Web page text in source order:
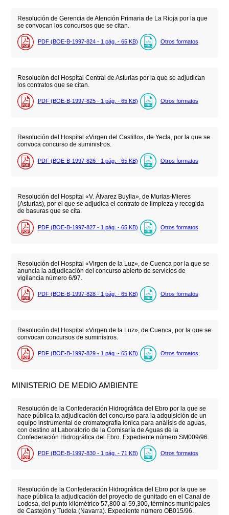
Resolución de Gerencia de Atención Primaria de La Rioja por la que
se convocan los concursos que se citan.
PDF (BOE-B-1997-824 - 1 pág. - 65 KB) Otros formatos
Resolución del Hospital Central de Asturias por la que se adjudican
los contratos que se citan.
PDF (BOE-B-1997-825 - 1 pág. - 65 KB) Otros formatos
Resolución del Hospital «Virgen del Castillo», de Yecla, por la que se
convoca concurso de suministros.
PDF (BOE-B-1997-826 - 1 pág. - 65 KB) Otros formatos
Resolución del Hospital «V. Álvarez Buylla», de Murias-Mieres
(Asturias), por el que se adjudica el contrato de limpieza y recogida
de basuras que se cita.
PDF (BOE-B-1997-827 - 1 pág. - 65 KB) Otros formatos
Resolución del Hospital «Virgen de la Luz», de Cuenca por la que se
anuncia la adjudicación del concurso abierto de servicios de
vigilancia número 6/97.
PDF (BOE-B-1997-828 - 1 pág. - 65 KB) Otros formatos
Resolución del Hospital «Virgen de la Luz», de Cuenca, por la que se
convocan concursos de suministros.
PDF (BOE-B-1997-829 - 1 pág. - 65 KB) Otros formatos
MINISTERIO DE MEDIO AMBIENTE
Resolución de la Confederación Hidrográfica del Ebro por la que se
hace pública la adjudicación del concurso para la adquisición de un
equipo instrumental de cromatografía iónica para análisis de aguas,
con destino al Laboratorio de la Comisaría de Aguas de la
Confederación Hidrográfica del Ebro. Expediente número SM009/96.
PDF (BOE-B-1997-830 - 1 pág. - 71 KB) Otros formatos
Resolución de la Confederación Hidrográfica del Ebro por la que se
hace pública la adjudicación del proyecto de gunitado en el Canal de
Lodosa, del punto kilométrico 57,800 al 59,300, términos municipales
de Castejón y Tudela (Navarra). Expediente número OB015/96.